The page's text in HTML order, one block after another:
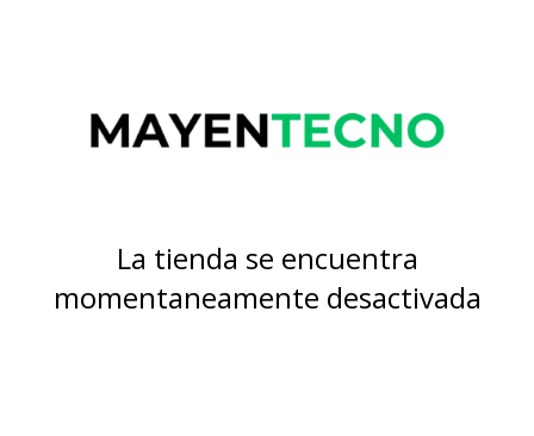
La tienda se encuentra
momentaneamente desactivada